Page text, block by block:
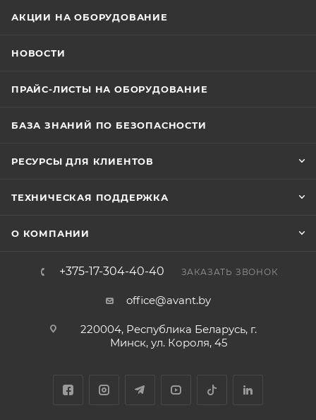
АКЦИИ НА ОБОРУДОВАНИЕ
НОВОСТИ
ПРАЙС-ЛИСТЫ НА ОБОРУДОВАНИЕ
БАЗА ЗНАНИЙ ПО БЕЗОПАСНОСТИ
РЕСУРСЫ ДЛЯ КЛИЕНТОВ
ТЕХНИЧЕСКАЯ ПОДДЕРЖКА
О КОМПАНИИ
+375-17-304-40-40 ЗАКАЗАТЬ ЗВОНОК
office@avant.by
220004, Республика Беларусь, г.
Минск, ул. Короля, 45